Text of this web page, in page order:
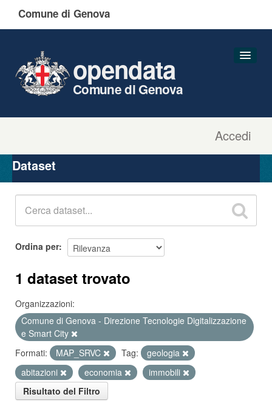
Comune di Genova
Accedi
opendata
Comune di Genova
Organizzazioni
Gruppi
Dataset
Ordina per
1 dataset trovato
Organizzazioni:
Comune di Genova - Direzione Tecnologie Digitalizzazione
e Smart City
Formati:
MAP_SRVC Tag:
geologia
abitazioni
economia
immobili
Risultato del Filtro